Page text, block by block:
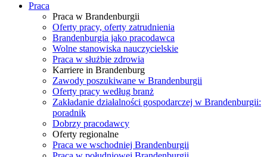
Praca
Praca w Brandenburgii
Oferty pracy, oferty zatrudnienia
Brandenburgia jako pracodawca
Wolne stanowiska nauczycielskie
Praca w służbie zdrowia
Karriere in Brandenburg
Zawody poszukiwane w Brandenburgii
Oferty pracy według branż
Zakładanie działalności gospodarczej w Brandenburgii:
poradnik
Dobrzy pracodawcy
Oferty regionalne
Praca we wschodniej Brandenburgii